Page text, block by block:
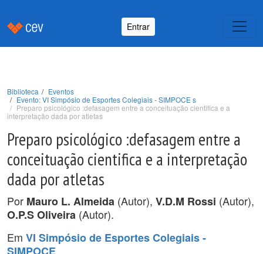
Entrar
Biblioteca
Eventos
Evento: VI Simpósio de Esportes Colegiais - SIMPOCE s
Preparo psicológico :defasagem entre a conceituação cientifica e a
interpretação dada por atletas
Preparo psicológico :defasagem entre a
conceituação cientifica e a interpretação
dada por atletas
Por Mauro L. Almeida (Autor), V.D.M Rossi (Autor),
O.P.S Oliveira (Autor).
Em VI Simpósio de Esportes Colegiais -